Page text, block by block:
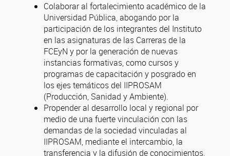
Colaborar al fortalecimiento académico de la
Universidad Pública, abogando por la
participación de los integrantes del Instituto
en las asignaturas de las Carreras de la
FCEyN y por la generación de nuevas
instancias formativas, como cursos y
programas de capacitación y posgrado en
los ejes temáticos del IIPROSAM
(Producción, Sanidad y Ambiente).
Propender al desarrollo local y regional por
medio de una fuerte vinculación con las
demandas de la sociedad vinculadas al
IIPROSAM, mediante el intercambio, la
transferencia y la difusión de conocimientos,